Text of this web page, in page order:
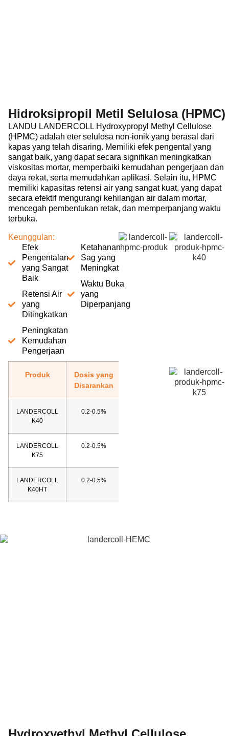
Hidroksipropil Metil Selulosa (HPMC)
LANDU LANDERCOLL Hydroxypropyl Methyl Cellulose
(HPMC) adalah eter selulosa non-ionik yang berasal dari
kapas yang telah disaring. Memiliki efek pengental yang
sangat baik, yang dapat secara signifikan meningkatkan
viskositas mortar, memperbaiki kemudahan pengerjaan dan
daya rekat, serta memudahkan aplikasi. Selain itu, HPMC
memiliki kapasitas retensi air yang sangat kuat, yang dapat
secara efektif mengurangi kehilangan air dalam mortar,
mencegah pembentukan retak, dan memperpanjang waktu
terbuka.
Keunggulan:
Efek
Pengentalan
yang Sangat
Baik
Retensi Air
yang
Ditingkatkan
Peningkatan
Kemudahan
Pengerjaan
Ketahanan
Sag yang
Meningkat
Waktu Buka
yang
Diperpanjang
Produk
Dosis yang
Disarankan
LANDERCOLL
K40
0.2-0.5%
LANDERCOLL
K75
0.2-0.5%
LANDERCOLL
K40HT
0.2-0.5%